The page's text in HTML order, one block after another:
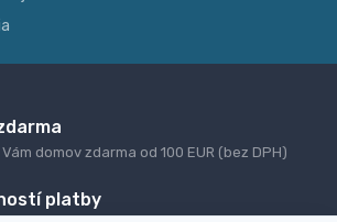
domov zdarma od 100 EUR (bez DPH)
platby